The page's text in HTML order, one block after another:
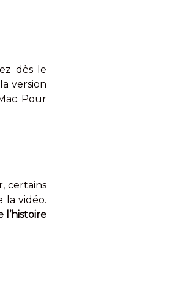
dès le
version
Pour
certains
la vidéo.
l’histoire